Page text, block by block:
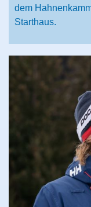
dem
Starthaus.